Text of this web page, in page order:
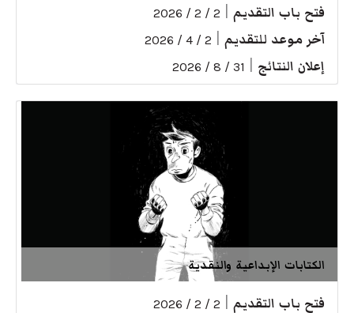
فتح باب التقديم 2 / 2 / 2026
آخر موعد للتقديم 2 / 4 / 2026
إعلان النتائج 31 / 8 / 2026
الكتابات الإبداعية والنقدية
فتح باب التقديم 2 / 2 / 2026